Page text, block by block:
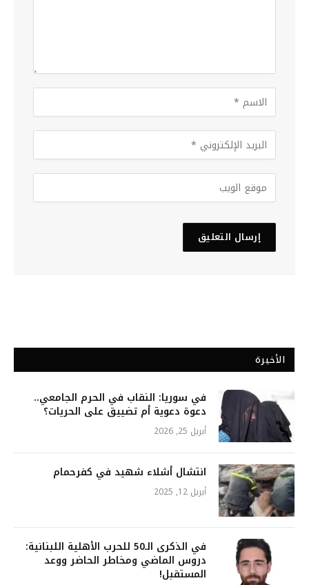
الأخيرة
في سوريا: النقاب في الحرم الجامعي..
دعوة دعوية أم تضييق على الحريات؟
أبريل 25, 2026
انتشال أشلاء شهيد في كفرحمام
أبريل 12, 2025
في الذكرى الـ50 للحرب الأهلية اللبنانية:
دروس الماضي ومخاطر الحاضر ووعد
المستقبل!